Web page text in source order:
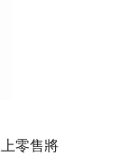
零售將